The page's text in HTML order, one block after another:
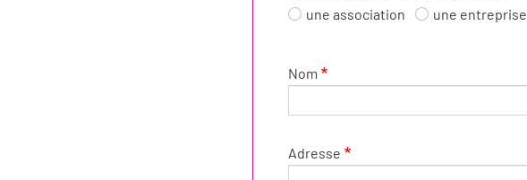
une association
une entreprise
Nom
Adresse